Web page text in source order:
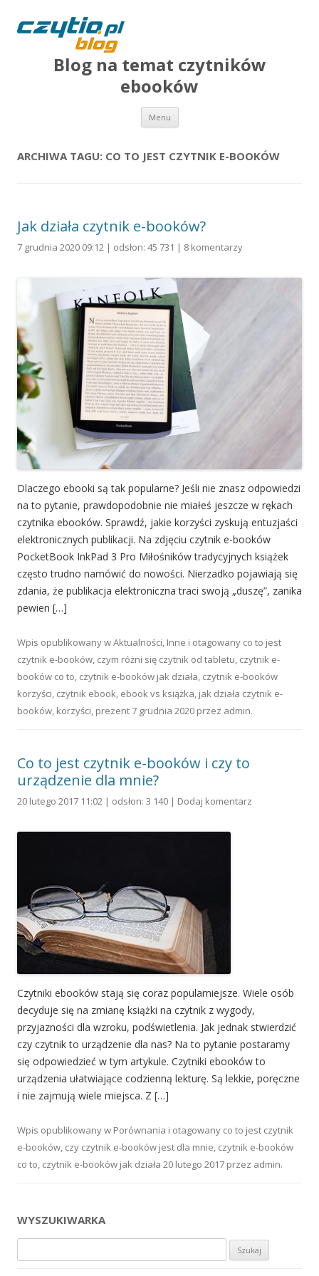
Blog na temat czytników
ebooków
Menu Przejdź do treści
ARCHIWA TAGU: CO TO JEST CZYTNIK E-BOOKÓW
Jak działa czytnik e-booków?
7 grudnia 2020 09:12 | odsłon: 45 731 | 8 komentarzy
Dlaczego ebooki są tak popularne? Jeśli nie znasz odpowiedzi
na to pytanie, prawdopodobnie nie miałeś jeszcze w rękach
czytnika ebooków. Sprawdź, jakie korzyści zyskują entuzjaści
elektronicznych publikacji. Na zdjęciu czytnik e-booków
PocketBook InkPad 3 Pro Miłośników tradycyjnych książek
często trudno namówić do nowości. Nierzadko pojawiają się
zdania, że publikacja elektroniczna traci swoją „duszę”, zanika
pewien […]
Wpis opublikowany wAktualności Inne i otagowany co to jest
czytnik e-booków czym różni się czytnik od tabletu czytnik e-
booków co to czytnik e-booków jak działa czytnik e-booków
korzyści czytnik ebook ebook vs książka jak działa czytnik e-
booków korzyści prezent 7 grudnia 2020 przez admin.
Co to jest czytnik e-booków i czy to
urządzenie dla mnie?
20 lutego 2017 11:02 | odsłon: 3 140 | Dodaj komentarz
Czytniki ebooków stają się coraz popularniejsze. Wiele osób
decyduje się na zmianę książki na czytnik z wygody,
przyjazności dla wzroku, podświetlenia. Jak jednak stwierdzić
czy czytnik to urządzenie dla nas? Na to pytanie postaramy
się odpowiedzieć w tym artykule. Czytniki ebooków to
urządzenia ułatwiające codzienną lekturę. Są lekkie, poręczne
i nie zajmują wiele miejsca. Z […]
Wpis opublikowany w Porównania i otagowany co to jest czytnik
e-booków czy czytnik e-booków jest dla mnie czytnik e-booków
co to czytnik e-booków jak działa 20 lutego 2017 przez admin.
WYSZUKIWARKA